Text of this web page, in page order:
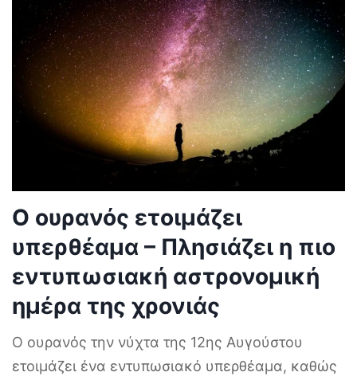
Ο ουρανός ετοιμάζει
υπερθέαμα – Πλησιάζει η πιο
εντυπωσιακή αστρονομική
ημέρα της χρονιάς
Ο ουρανός την νύχτα της 12ης Αυγούστου
ετοιμάζει ένα εντυπωσιακό υπερθέαμα, καθώς